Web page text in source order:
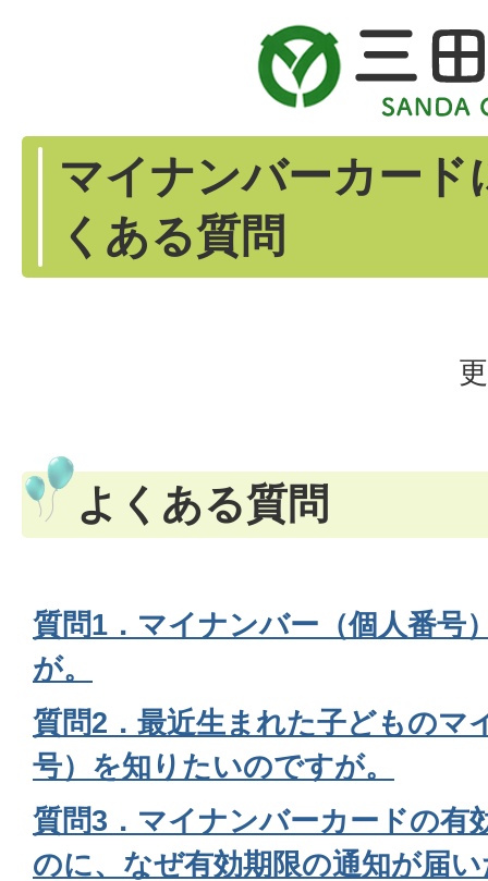
マイナンバーカード
くある質問
よくある質問
質問1．マイナンバー（個人番号
が。
質問2．最近生まれた子どものマ
号）を知りたいのですが。
質問3．マイナンバーカードの有
のに、なぜ有効期限の通知が届